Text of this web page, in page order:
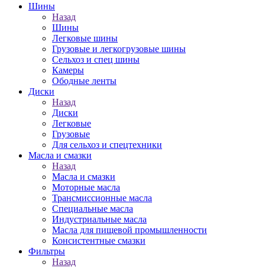
Шины
Назад
Шины
Легковые шины
Грузовые и легкогрузовые шины
Сельхоз и спец шины
Камеры
Ободные ленты
Диски
Назад
Диски
Легковые
Грузовые
Для сельхоз и спецтехники
Масла и смазки
Назад
Масла и смазки
Моторные масла
Трансмиссионные масла
Специальные масла
Индустриальные масла
Масла для пищевой промышленности
Консистентные смазки
Фильтры
Назад